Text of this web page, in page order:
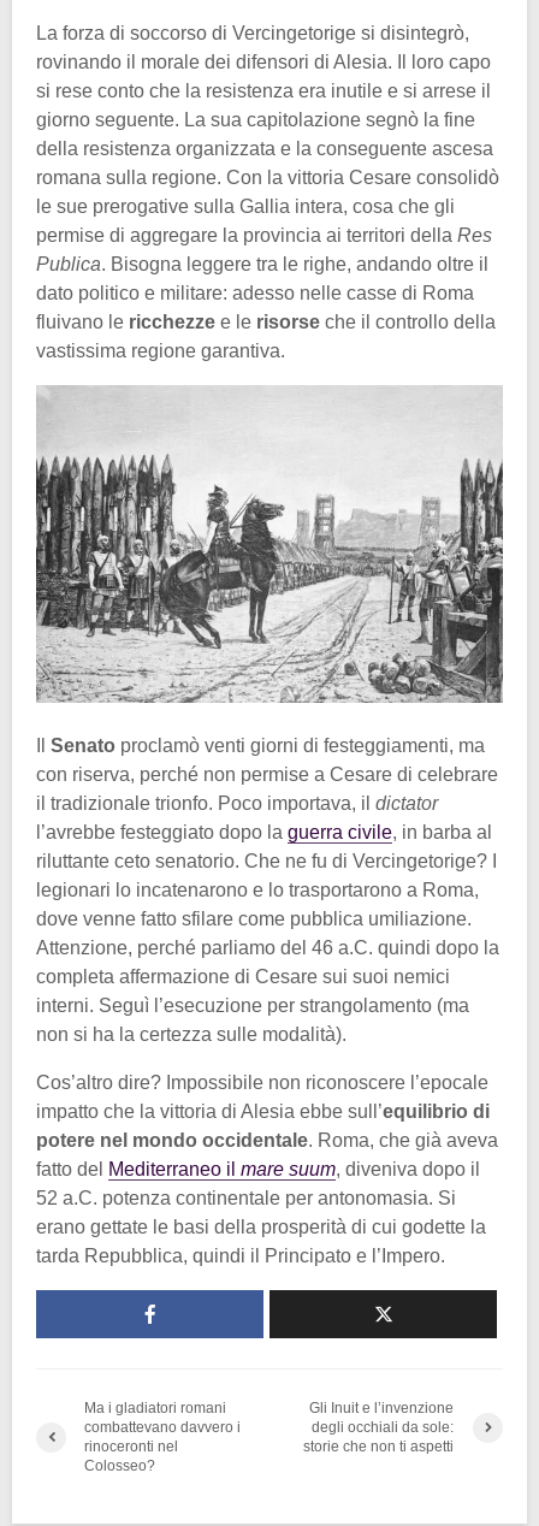
La forza di soccorso di Vercingetorige si disintegrò,
rovinando il morale dei difensori di Alesia. Il loro capo
si rese conto che la resistenza era inutile e si arrese il
giorno seguente. La sua capitolazione segnò la fine
della resistenza organizzata e la conseguente ascesa
romana sulla regione. Con la vittoria Cesare consolidò
le sue prerogative sulla Gallia intera, cosa che gli
permise di aggregare la provincia ai territori della Res
Publica. Bisogna leggere tra le righe, andando oltre il
dato politico e militare: adesso nelle casse di Roma
fluivano le ricchezze e le risorse che il controllo della
vastissima regione garantiva.
Senato proclamò venti giorni di festeggiamenti, ma
con riserva, perché non permise a Cesare di celebrare
il tradizionale trionfo. Poco importava, il dictator
l’avrebbe festeggiato dopo la guerra civile, in barba al
riluttante ceto senatorio. Che ne fu di Vercingetorige? I
legionari lo incatenarono e lo trasportarono a Roma,
dove venne fatto sfilare come pubblica umiliazione.
Attenzione, perché parliamo del 46 a.C. quindi dopo la
completa affermazione di Cesare sui suoi nemici
interni. Seguì l’esecuzione per strangolamento (ma
non si ha la certezza sulle modalità).
Cos’altro dire? Impossibile non riconoscere l’epocale
impatto che la vittoria di Alesia ebbe sull’equilibrio di
potere nel mondo occidentale. Roma, che già aveva
fatto del Mediterraneo il mare suum, diveniva dopo il
52 a.C. potenza continentale per antonomasia. Si
erano gettate le basi della prosperità di cui godette la
tarda Repubblica, quindi il Principato e l’Impero.
Ma i gladiatori romani
combattevano davvero i
rinoceronti nel
Colosseo?
Gli Inuit e l’invenzione
degli occhiali da sole:
storie che non ti aspetti